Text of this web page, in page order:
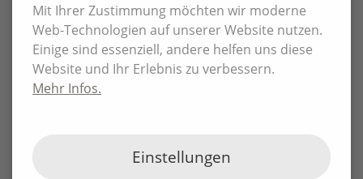
Mit Ihrer Zustimmung möchten wir moderne
Web-Technologien auf unserer Website nutzen.
Einige sind essenziell, andere helfen uns diese
Website und Ihr Erlebnis zu verbessern.
Mehr Infos.
Einstellungen